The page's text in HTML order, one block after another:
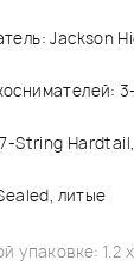
Jackson
String
литые
упаковке: 1.2